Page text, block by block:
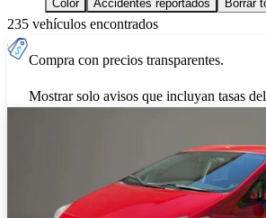
Color
Accidentes reportados Borrar
235 vehículos encontrados
Compra con precios transparentes.
Mostrar solo avisos que incluyan tasas